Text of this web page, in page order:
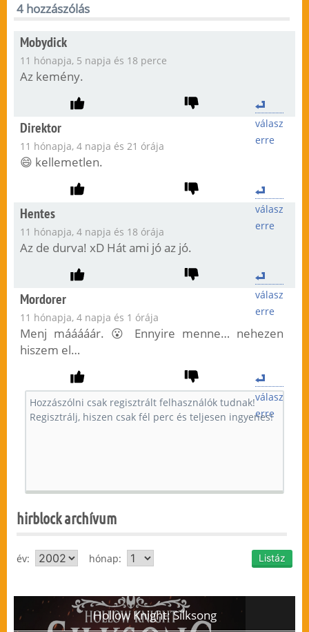
4 hozzászólás
Mobydick
11 hónapja, 5 napja és 18 perce
Az kemény.
válasz
erre
Direktor
11 hónapja, 4 napja és 21 órája
😄 kellemetlen.
válasz
erre
Hentes
11 hónapja, 4 napja és 18 órája
Az de durva! xD Hát ami jó az jó.
válasz
erre
Mordorer
11 hónapja, 4 napja és 1 órája
Menj mááááár. 😮 Ennyire menne… nehezen
hiszem el…
válasz
erre
hirblock archívum
év: hónap:
Hollow Knight: Silksong